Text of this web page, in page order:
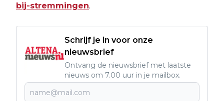
bij-stremmingen.
Schrijf je in voor onze
nieuwsbrief
Ontvang de nieuwsbrief met laatste
nieuws om 7.00 uur in je mailbox.